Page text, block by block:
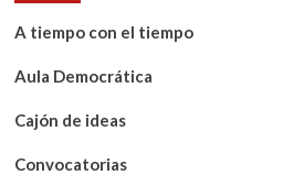
A tiempo con el tiempo
Aula Democrática
Cajón de ideas
Convocatorias